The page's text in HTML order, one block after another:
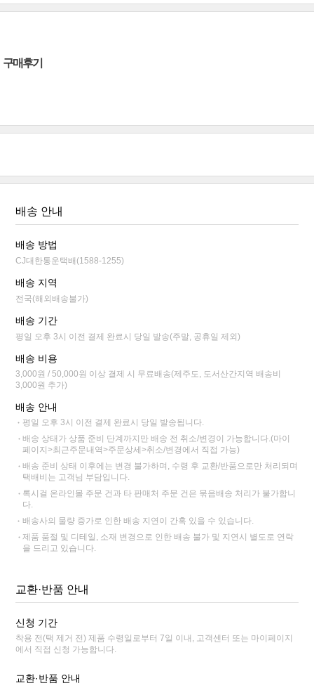
구매후기
배송 안내
배송 방법
CJ대한통운택배(1588-1255)
배송 지역
전국(해외배송불가)
배송 기간
평일 오후 3시 이전 결제 완료시 당일 발송(주말, 공휴일 제외)
배송 비용
3,000원 / 50,000원 이상 결제 시 무료배송(제주도, 도서산간지역 배송비
3,000원 추가)
배송 안내
평일 오후 3시 이전 결제 완료시 당일 발송됩니다.
배송 상태가 상품 준비 단계까지만 배송 전 취소/변경이 가능합니다.(마이
페이지>최근주문내역>주문상세>취소/변경에서 직접 가능)
배송 준비 상태 이후에는 변경 불가하며, 수령 후 교환/반품으로만 처리되며
택배비는 고객님 부담입니다.
록시걸 온라인몰 주문 건과 타 판매처 주문 건은 묶음배송 처리가 불가합니
다.
배송사의 물량 증가로 인한 배송 지연이 간혹 있을 수 있습니다.
제품 품절 및 디테일, 소재 변경으로 인한 배송 불가 및 지연시 별도로 연락
을 드리고 있습니다.
교환·반품 안내
신청 기간
착용 전(택 제거 전) 제품 수령일로부터 7일 이내, 고객센터 또는 마이페이지
에서 직접 신청 가능합니다.
교환·반품 안내